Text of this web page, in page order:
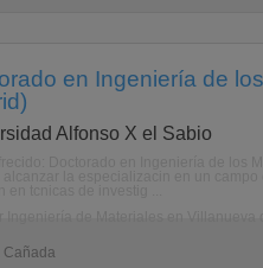
en Ingeniería de
Alfonso X el Sabio
Cañada